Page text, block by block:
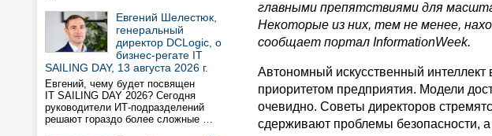
Евгений Шелестюк,
генеральный
директор DCLogic, о
бизнес-регате IT
SAILING DAY, 13 августа 2026 г.
Евгений, чему будет посвящен
IT SAILING DAY 2026? Сегодня
руководители ИТ-подразделений
решают гораздо более сложные …
главными препятствиями для
Некоторые из них, тем не менее,
сообщает портал InformationWeek.
Автономный искусственный интеллект
приоритетом предприятия. Модели
очевидно. Советы директоров
сдерживают проблемы безопасности, а